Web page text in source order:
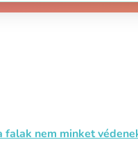
falak nem minket